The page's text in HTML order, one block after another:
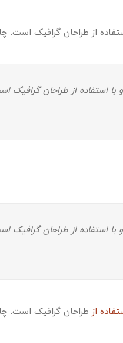
از طراحان گرافیک است.
استفاده از طراحان گرافیک
استفاده از طراحان گرافیک
از طراحان گرافیک است.